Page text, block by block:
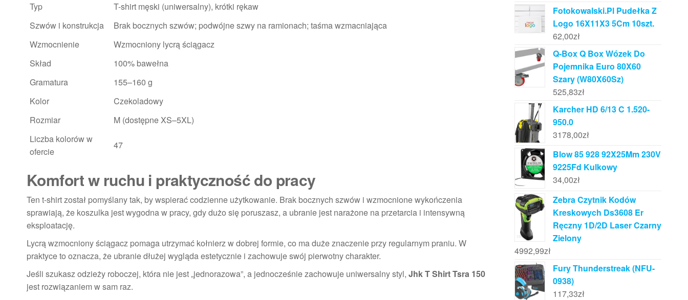
Typ
T-shirt męski (uniwersalny), krótki rękaw
Szwów i konstrukcja
Brak bocznych szwów; podwójne szwy na ramionach; taśma wzmacniająca
Wzmocnienie
Wzmocniony lycrą ściągacz
Skład
100% bawełna
Gramatura
155–160 g
Kolor
Czekoladowy
Rozmiar
M (dostępne XS–5XL)
Liczba kolorów w
ofercie
47
Komfort w ruchu i praktyczność do pracy
Ten t-shirt został pomyślany tak, by wspierać codzienne użytkowanie. Brak bocznych szwów i wzmocnione wykończenia
sprawiają, że koszulka jest wygodna w pracy, gdy dużo się poruszasz, a ubranie jest narażone na przetarcia i intensywną
eksploatację.
Lycrą wzmocniony ściągacz pomaga utrzymać kołnierz w dobrej formie, co ma duże znaczenie przy regularnym praniu. W
praktyce to oznacza, że ubranie dłużej wygląda estetycznie i zachowuje swój pierwotny charakter.
Jeśli szukasz odzieży roboczej, która nie jest „jednorazowa”, a jednocześnie zachowuje uniwersalny styl, Jhk T Shirt Tsra 150
jest rozwiązaniem w sam raz.
Fotokowalski.Pl Pudełka Z
Logo 16X11X3 5Cm 10szt.
62,00zł
Q-Box Q Box Wózek Do
Pojemnika Euro 80X60
Szary (W80X60Sz)
525,83zł
Karcher HD 6/13 C 1.520-
950.0
3178,00zł
Blow 85 928 92X25Mm 230V
9225Fd Kulkowy
34,00zł
Zebra Czytnik Kodów
Kreskowych Ds3608 Er
Ręczny 1D/2D Laser Czarny
Zielony
4992,99zł
Fury Thunderstreak (NFU-
0938)
117,33zł